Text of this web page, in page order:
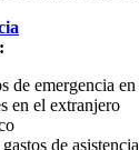
de emergencia
en el extranjero
de